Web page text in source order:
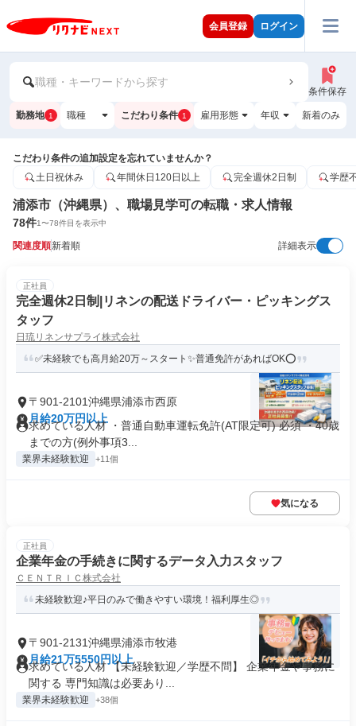
会員登録 ログイン
職種・キーワードから探す
条件保存
勤務地 1 職種 こだわり条件 1 雇用形態 年収 新着のみ
こだわり条件の追加設定を忘れていませんか？
土日祝休み
年間休日120日以上 完全週休2日制 学歴
浦添市（沖縄県）、職場見学可の転職・求人情報
78件1〜78件目を表示中
関連度順新着順 詳細表示
正社員
完全週休2日制|リネンの配送ドライバー・ピッキングス
タッフ
日琉リネンサプライ株式会社
✅未経験でも高月給20万～スタート✨普通免許があればOK⭕
〒901-2101沖縄県浦添市西原
月給20万円以上
求めている人材 ・普通自動車運転免許(AT限定可) 必須 ・40歳
までの方(例外事項3...
業界未経験歓迎 +11個
気になる
正社員
企業年金の手続きに関するデータ入力スタッフ
ＣＥＮＴＲＩＣ株式会社
未経験歓迎♪平日のみで働きやすい環境！福利厚生◎
〒901-2131沖縄県浦添市牧港
月給21万5550円以上
求めている人材 【未経験歓迎／学歴不問】 企業年金や事務に
関する 専門知識は必要あり...
業界未経験歓迎 +38個